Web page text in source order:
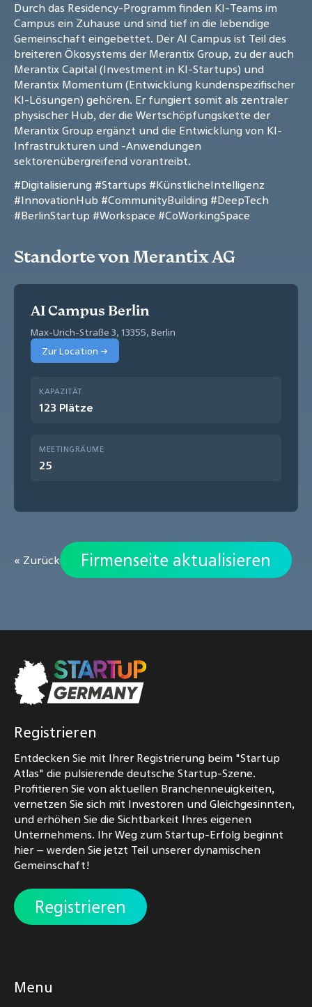
Durch das Residency-Programm finden KI-Teams im
Campus ein Zuhause und sind tief in die lebendige
Gemeinschaft eingebettet. Der AI Campus ist Teil des
breiteren Ökosystems der Merantix Group, zu der auch
Merantix Capital (Investment in KI-Startups) und
Merantix Momentum (Entwicklung kundenspezifischer
KI-Lösungen) gehören. Er fungiert somit als zentraler
physischer Hub, der die Wertschöpfungskette der
Merantix Group ergänzt und die Entwicklung von KI-
Infrastrukturen und -Anwendungen
sektorenübergreifend vorantreibt.
#Digitalisierung #Startups #KünstlicheIntelligenz
#InnovationHub #CommunityBuilding #DeepTech
#BerlinStartup #Workspace #CoWorkingSpace
Standorte von Merantix AG
AI Campus Berlin
Max-Urich-Straße 3, 13355, Berlin
Zur Location →
KAPAZITÄT
123 Plätze
MEETINGRÄUME
25
« Zurück Firmenseite aktualisieren
Registrieren
Entdecken Sie mit Ihrer Registrierung beim "Startup
Atlas" die pulsierende deutsche Startup-Szene.
Profitieren Sie von aktuellen Branchenneuigkeiten,
vernetzen Sie sich mit Investoren und Gleichgesinnten,
und erhöhen Sie die Sichtbarkeit Ihres eigenen
Unternehmens. Ihr Weg zum Startup-Erfolg beginnt
hier – werden Sie jetzt Teil unserer dynamischen
Gemeinschaft!
Registrieren
Menu